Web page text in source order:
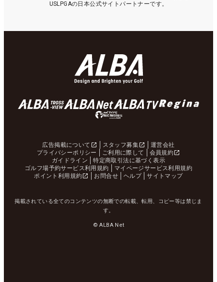
USLPGAの日本公式サイトパートナーです。
広告掲載について スタッフ募集
運営会社
プライバシーポリシー
ご利用に際して
会員規約
ガイドライン
特定商取引法に基づく表示
ゴルフ場予約サービス利用規約
マイページサービス利用規約
ポイント利用規約
お問合せ ヘルプ サイトマップ
掲載されている全てのコンテンツの無断での転載、転用、コピー等は禁じま
す。
© ALBA Net